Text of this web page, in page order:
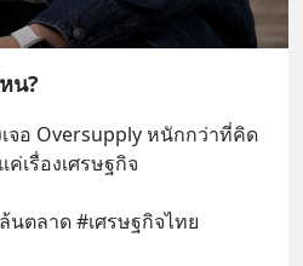
น?
จอ Oversupply หนักกว่าที่คิด
เรื่องเศรษฐกิจ
นตลาด #เศรษฐกิจไทย